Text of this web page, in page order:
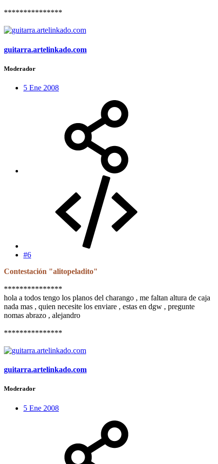
***************
guitarra.artelinkado.com
Moderador
5 Ene 2008
#6
Contestación "alitopeladito"
***************
hola a todos tengo los planos del charango , me faltan altura de caja
nada mas , quien necesite los enviare , estas en dgw , pregunte
nomas abrazo , alejandro
***************
guitarra.artelinkado.com
Moderador
5 Ene 2008